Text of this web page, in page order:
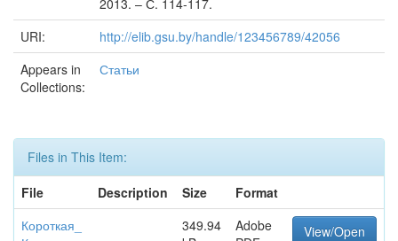
2013. – С. 114-117.
URI:
http://elib.gsu.by/handle/123456789/42056
Appears in
Collections:
Статьи
Files in This Item:
File
Description Size
Format
Короткая_
349.94
Adobe
View/Open